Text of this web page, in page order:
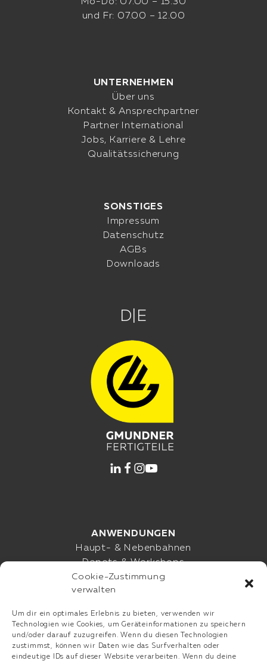
Cookie-Zustimmung
verwalten
Um dir ein optimales Erlebnis zu bieten, verwenden wir
Technologien wie Cookies, um Geräteinformationen zu speichern
und/oder darauf zuzugreifen. Wenn du diesen Technologien
zustimmst, können wir Daten wie das Surfverhalten oder
eindeutige IDs auf dieser Website verarbeiten. Wenn du deine
und Fr: 07.00 – 12.00
UNTERNEHMEN
Über uns
Kontakt & Ansprechpartner
Partner International
Jobs, Karriere & Lehre
Qualitätssicherung
SONSTIGES
Impressum
Datenschutz
AGBs
Downloads
ANWENDUNGEN
Haupt- & Nebenbahnen
Depots & Workshops
Metro & U-Bahn
Straßenbahn Urban
Referenzen
D E